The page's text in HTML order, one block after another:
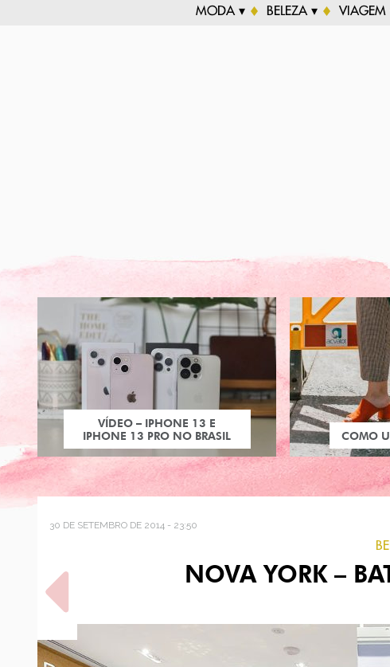
MODA ▾ BELEZA ▾ VIAGEM
VÍDEO – IPHONE 13 E
IPHONE 13 PRO NO BRASIL
COMO
30 DE SETEMBRO DE 2014 - 23:50
NOVA YORK –